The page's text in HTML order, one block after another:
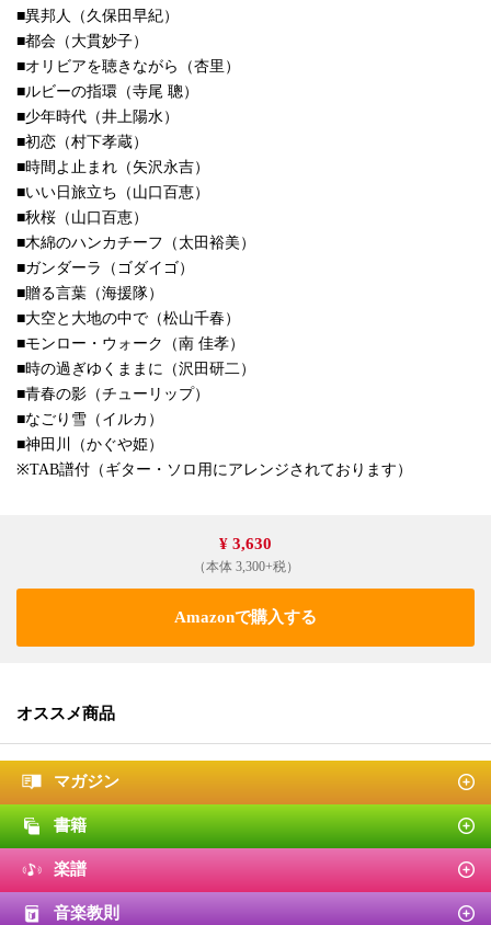
■異邦人（久保田早紀）
■都会（大貫妙子）
■オリビアを聴きながら（杏里）
■ルビーの指環（寺尾 聰）
■少年時代（井上陽水）
■初恋（村下孝蔵）
■時間よ止まれ（矢沢永吉）
■いい日旅立ち（山口百恵）
■秋桜（山口百恵）
■木綿のハンカチーフ（太田裕美）
■ガンダーラ（ゴダイゴ）
■贈る言葉（海援隊）
■大空と大地の中で（松山千春）
■モンロー・ウォーク（南 佳孝）
■時の過ぎゆくままに（沢田研二）
■青春の影（チューリップ）
■なごり雪（イルカ）
■神田川（かぐや姫）
※TAB譜付（ギター・ソロ用にアレンジされております）
¥ 3,630
（本体 3,300+税）
Amazonで購入する
オススメ商品
マガジン
書籍
楽譜
音楽教則